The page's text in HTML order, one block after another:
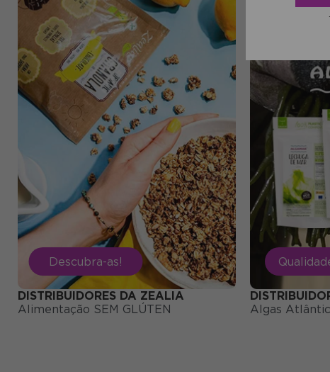
Descubra-as!
DISTRIBUIDORES DA ZEALIA
Alimentação SEM GLÚTEN
Algas